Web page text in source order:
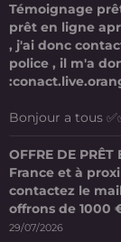
Témoignage
prêt en ligne
, j'ai donc
police , il m'a
Bonjour a tous
OFFRE DE
France et à
contactez le
offrons de 1000
29/07/2026